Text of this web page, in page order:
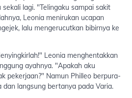
lagi. "Telingaku sampai sakit
Leonia menirukan ucapan
lalu mengerucutkan bibirnya ke
Leonia menghentakkan
ayahnya. "Apakah aku
pekerjaan?" Namun Philleo berpura-
dan langsung bertanya pada Varia.